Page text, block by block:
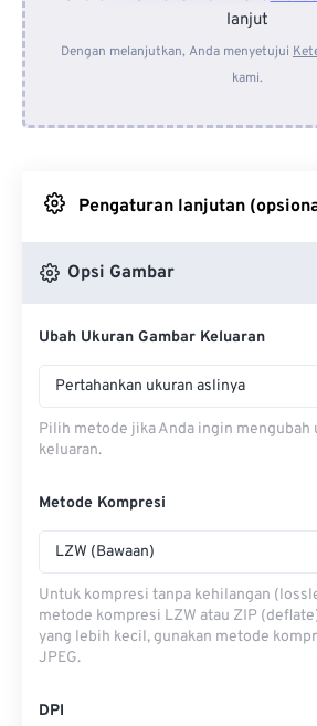
Dari
Dari Dropbox
lanjut
Dengan melanjutkan, Anda menyetujui
kami.
Pengaturan lanjutan
Opsi Gambar
Ubah Ukuran Gambar Keluaran
Pertahankan ukuran aslinya
Pilih metode jika Anda ingin mengubah
keluaran.
Metode Kompresi
LZW (Bawaan)
Untuk kompresi tanpa kehilangan
metode kompresi LZW atau ZIP
yang lebih kecil, gunakan metode
JPEG.
DPI